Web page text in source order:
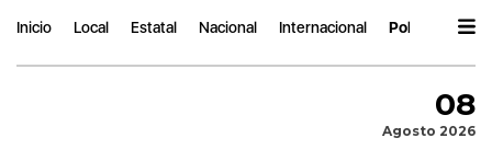
Inicio Local Estatal Nacional Internacional Política
08
Agosto 2026